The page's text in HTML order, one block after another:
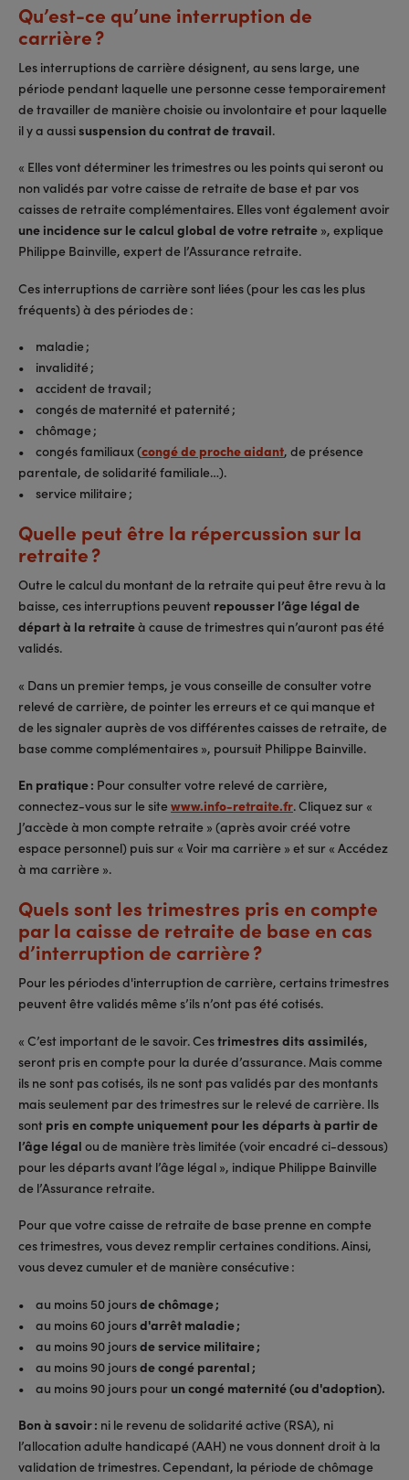
Qu’est-ce qu’une interruption de
carrière ?
Les interruptions de carrière désignent, au sens large, une
période pendant laquelle une personne cesse temporairement
de travailler de manière choisie ou involontaire et pour laquelle
il y a aussisuspension du contrat de travail.
« Elles vont déterminer les trimestres ou les points qui seront ou
non validés par votre caisse de retraite de base et par vos
caisses de retraite complémentaires. Elles vont également avoir
une incidence sur le calcul global de votre retraite », explique
Philippe Bainville, expert de l’Assurance retraite.
Ces interruptions de carrière sont liées (pour les cas les plus
fréquents) à des périodes de :
• maladie ;
• invalidité ;
• accident de travail ;
• congés de maternité et paternité ;
• chômage ;
• congés familiaux (congé de proche aidant, de présence
parentale, de solidarité familiale…).
• service militaire ;
Quelle peut être la répercussion sur la
retraite ?
Outre le calcul du montant de la retraite qui peut être revu à la
baisse, ces interruptions peuvent repousser l’âge légal de
départ à la retraiteà cause de trimestres qui n’auront pas été
validés.
« Dans un premier temps, je vous conseille de consulter votre
relevé de carrière, de pointer les erreurs et ce qui manque et
de les signaler auprès de vos différentes caisses de retraite, de
base comme complémentaires », poursuit Philippe Bainville.
En pratique : Pour consulter votre relevé de carrière,
connectez-vous sur le sitewww.info-retraite.fr. Cliquez sur «
J’accède à mon compte retraite » (après avoir créé votre
espace personnel) puis sur « Voir ma carrière » et sur « Accédez
à ma carrière ».
Quels sont les trimestres pris en compte
par la caisse de retraite de base en cas
d’interruption de carrière ?
Pour les périodes d'interruption de carrière, certains trimestres
peuvent être validés même s’ils n’ont pas été cotisés.
« C’est important de le savoir. Cestrimestres dits assimilés,
seront pris en compte pour la durée d’assurance. Mais comme
ils ne sont pas cotisés, ils ne sont pas validés par des montants
mais seulement par des trimestres sur le relevé de carrière. Ils
sont pris en compte uniquement pour les départs à partir de
l’âge légal ou de manière très limitée (voir encadré ci-dessous)
pour les départs avant l’âge légal », indique Philippe Bainville
de l’Assurance retraite.
Pour que votre caisse de retraite de base prenne en compte
ces trimestres, vous devez remplir certaines conditions. Ainsi,
vous devez cumuler et de manière consécutive :
• au moins 50 joursde chômage ;
• au moins 60 joursd'arrêt maladie ;
• au moins 90 joursde service militaire ;
• au moins 90 joursde congé parental ;
• au moins 90 jours pour un congé maternité (ou d'adoption).
Bon à savoir : ni le revenu de solidarité active (RSA), ni
l’allocation adulte handicapé (AAH) ne vous donnent droit à la
validation de trimestres. Cependant, la période de chômage